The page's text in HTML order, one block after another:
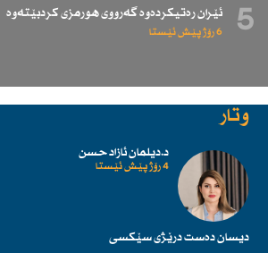
5 ئێران رەتیكردەوە گەرووی هورمزی كردبێتەوە
6 رۆژ پێش ئێستا
وتار
د.دیلمان ئازاد حسن
4 رۆژ پێش ئێستا
دیسان دەست درێژی سێكسی